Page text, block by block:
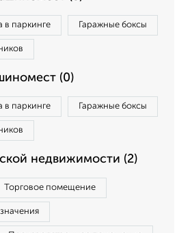
паркинге Гаражные боксы
(0)
паркинге Гаражные боксы
недвижимости (2)
Торговое помещение